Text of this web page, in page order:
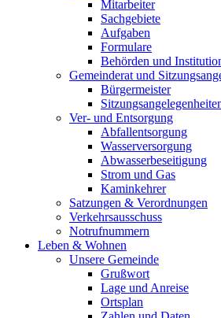
Mitarbeiter
Sachgebiete
Aufgaben
Formulare
Behörden und
Gemeinderat und
Bürgermeister
Ver- und Entsorgung
Abfallentsorgung
Wasserversorgung
Abwasserbeseitigung
Strom und Gas
Kaminkehrer
Satzungen & Verordnungen
Verkehrsausschuss
Notrufnummern
Leben & Wohnen
Unsere Gemeinde
Grußwort
Lage und Anreise
Ortsplan